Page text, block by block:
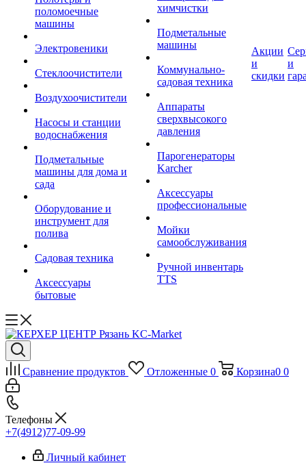
поломоечные
машины
Электровеники
Стеклоочистители
Воздухоочистители
Насосы и станции
водоснабжения
Подметальные
машины для дома и
сада
Оборудование и
инструмент для
полива
Садовая техника
Аксессуары
бытовые
химчистки
Подметальные
машины
Коммунально-
садовая техника
Аппараты
сверхвысокого
давления
Парогенераторы
Karcher
Аксессуары
профессиональные
Мойки
самообслуживания
Ручной инвентарь
TTS
Акции
и
скидки
и
Сравнение продуктов Отложенные 0 Корзина0 0
Телефоны
+7(4912)77-09-99
Личный кабинет